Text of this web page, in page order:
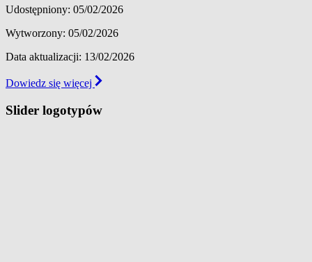
Udostępniony: 05/02/2026
Wytworzony: 05/02/2026
Data aktualizacji: 13/02/2026
Dowiedz się więcej
Slider logotypów